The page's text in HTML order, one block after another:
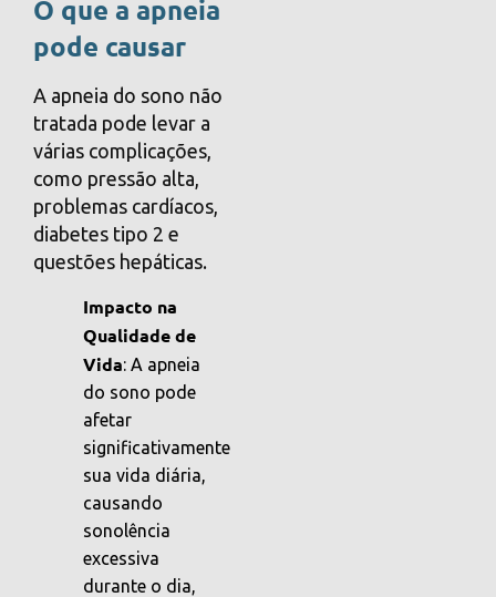
O que a apneia
pode causar
A apneia do sono não
tratada pode levar a
várias complicações,
como pressão alta,
problemas cardíacos,
diabetes tipo 2 e
questões hepáticas.
Impacto na
Qualidade de
Vida: A apneia
do sono pode
afetar
significativamente
sua vida diária,
causando
sonolência
excessiva
durante o dia,